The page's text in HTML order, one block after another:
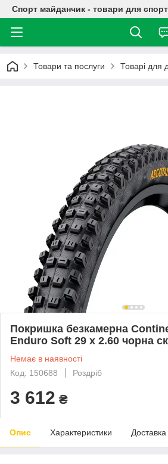
Спорт майданчик - товари для
Товари та послуги Товарі для
Покришка безкамерна
Enduro Soft 29 x 2.60 чорна
Немає в наявності
Код: 150688
Роздріб
3 612 ₴
Опис Характеристики Доставка